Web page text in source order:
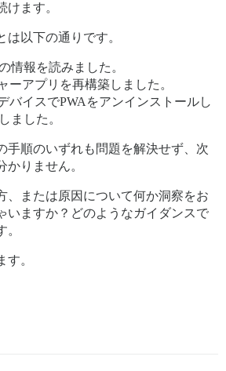
ます。
は以下の通りです。
情報を読みました。
ーアプリを再構築しました。
バイスでPWAをアンインストールし
ました。
手順のいずれも問題を解決せず、次
かりません。
、または原因について何か洞察をお
いますか？どのようなガイダンスで
す。